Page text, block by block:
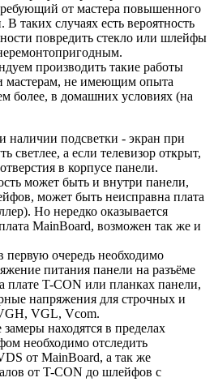
от мастера повышенного
таких случаях есть вероятность
повредить стекло или шлейфы
производить такие работы
мастерам, не имеющим опыта
более, в домашних условиях (на
наличии подсветки - экран при
светлее, а если телевизор открыт,
в корпусе панели.
может быть и внутри панели,
может быть неисправна плата
Но нередко оказывается
MainBoard, возможен так же и
первую очередь необходимо
питания панели на разъёме
плате T-CON или планках панели,
напряжения для строчных и
VGL, Vcom.
находятся в пределах
необходимо отследить
от MainBoard, а так же
от T-CON до шлейфов с